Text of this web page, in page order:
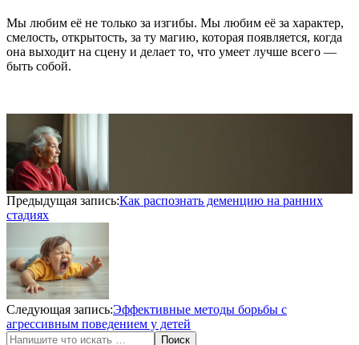
Мы любим её не только за изгибы. Мы любим её за характер,
смелость, открытость, за ту магию, которая появляется, когда
она выходит на сцену и делает то, что умеет лучше всего —
быть собой.
Предыдущая запись:Как распознать деменцию на ранних
стадиях
Следующая запись:Эффективные методы борьбы с
агрессивным поведением у детей
Поиск